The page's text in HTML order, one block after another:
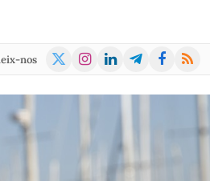
nos
X
Instagram
LinkedInTelegramFacebook
RSS